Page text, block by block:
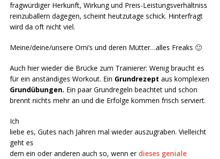
fragwürdiger Herkunft, Wirkung und Preis-Leistungsverhältniss
reinzuballern dagegen, scheint heutzutage schick. Hinterfragt
wird da oft nicht viel.
Meine/deine/unsere Omi’s und deren Mütter…alles Freaks 🙂
Auch hier wieder die Brücke zum Trainierer: Wenig braucht es
für ein anständiges Workout. Ein Grundrezept aus komplexen
Grundübungen. Ein paar Grundregeln beachtet und schon
brennt nichts mehr an und die Erfolge kommen frisch serviert.
Ich
liebe es, Gutes nach Jahren mal wieder auszugraben. Vielleicht
geht es
dem ein oder anderen auch so, wenn er dieses geniale